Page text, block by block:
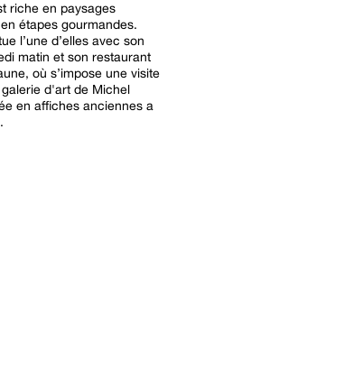
riche en paysages
étapes gourmandes.
l’une d’elles avec son
matin et son restaurant
où s’impose une visite
d'art de Michel
en affiches anciennes a